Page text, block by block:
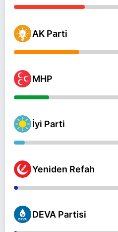
AK Parti
MHP
İyi Parti
Yeniden Refah
DEVA Partisi